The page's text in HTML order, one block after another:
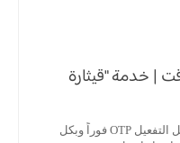
| خدمة "قيثارة
بريد إلكتروني وهمي مؤقت استلم رسائل التفعيل OTP فوراً وبكل